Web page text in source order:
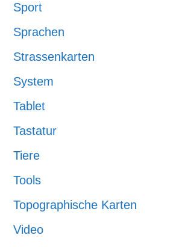
Sport
Sprachen
Strassenkarten
System
Tablet
Tastatur
Tiere
Tools
Topographische Karten
Video